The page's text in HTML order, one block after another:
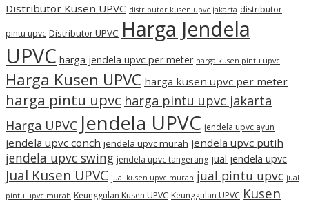
Distributor Kusen UPVC distributor kusen upvc jakarta distributor
pintu upvc Distributor UPVC Harga Jendela
UPVC harga jendela upvc per meter harga kusen pintu upvc
Harga Kusen UPVC harga kusen upvc per meter
harga pintu upvc harga pintu upvc jakarta
Harga UPVC Jendela UPVC jendela upvc ayun
jendela upvc conch jendela upvc murah jendela upvc putih
jendela upvc swing jendela upvc tangerang jual jendela upvc
Jual Kusen UPVC jual kusen upvc murah jual pintu upvc jual
pintu upvc murah Keunggulan Kusen UPVC Keunggulan UPVC Kusen